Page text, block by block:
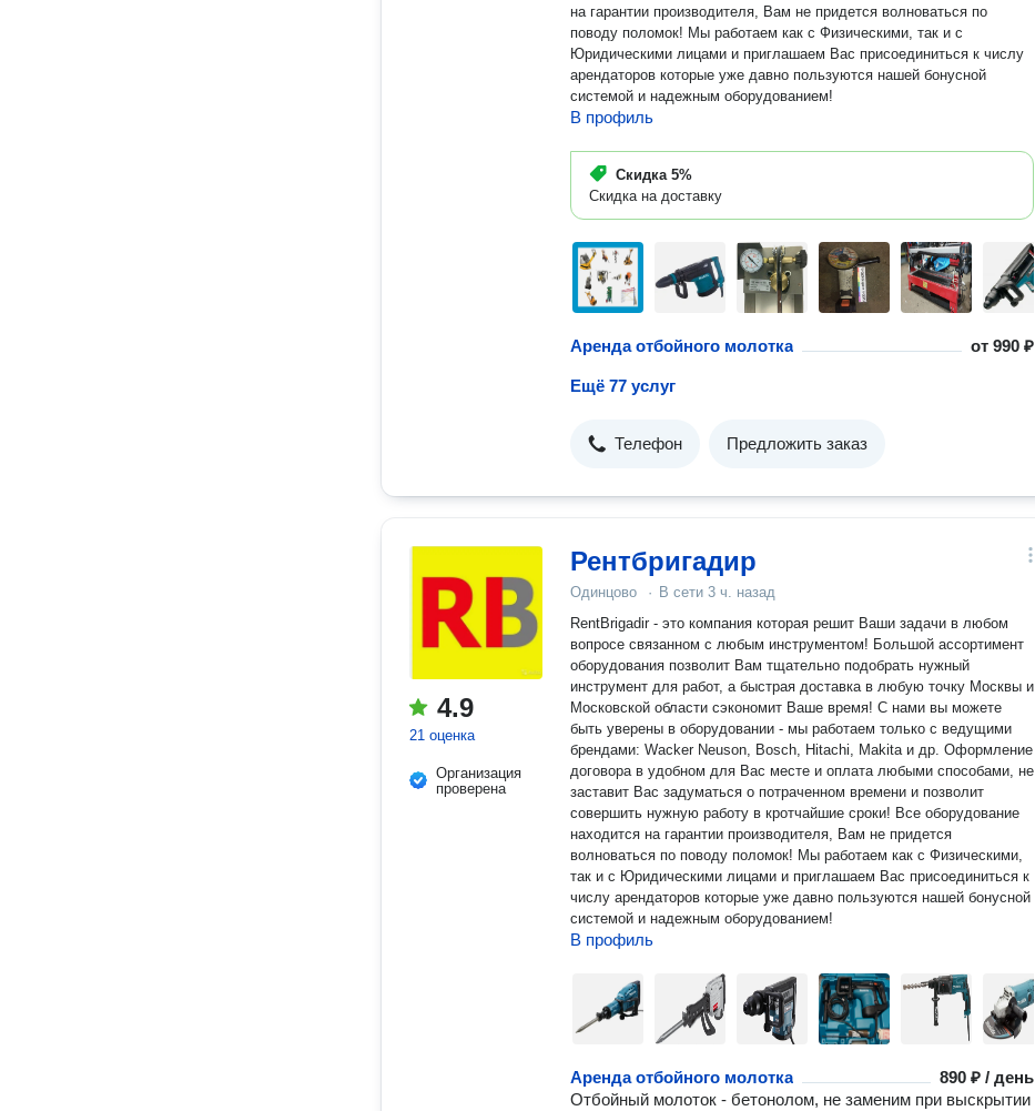
на гарантии производителя, Вам не придется волноваться по
поводу поломок! Мы работаем как с Физическими, так и с
Юридическими лицами и приглашаем Вас присоединиться к числу
арендаторов которые уже давно пользуются нашей бонусной
системой и надежным оборудованием!
В профиль
Скидка 5%
Скидка на доставку
Аренда отбойного молотка от990 ₽
Ещё 77 услуг
Телефон Предложить заказ
4.9
21 оценка
Организация
проверена
Рентбригадир
Одинцово · В сети 3 ч. назад
RentBrigadir - это компания которая решит Ваши задачи в любом
вопросе связанном с любым инструментом! Большой ассортимент
оборудования позволит Вам тщательно подобрать нужный
инструмент для работ, а быстрая доставка в любую точку Москвы и
Московской области сэкономит Ваше время! С нами вы можете
быть уверены в оборудовании - мы работаем только с ведущими
брендами: Wacker Neuson, Bosch, Hitachi, Makita и др. Оформление
договора в удобном для Вас месте и оплата любыми способами, не
заставит Вас задуматься о потраченном времени и позволит
совершить нужную работу в кротчайшие сроки! Все оборудование
находится на гарантии производителя, Вам не придется
волноваться по поводу поломок! Мы работаем как с Физическими,
так и с Юридическими лицами и приглашаем Вас присоединиться к
числу арендаторов которые уже давно пользуются нашей бонусной
системой и надежным оборудованием!
В профиль
Аренда отбойного молотка
890 ₽ / день
Отбойный молоток - бетонолом, не заменим при выскрытии